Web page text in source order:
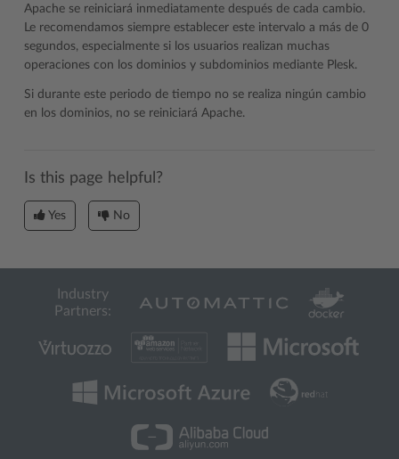
Apache se reiniciará inmediatamente después de cada cambio.
Le recomendamos siempre establecer este intervalo a más de 0
segundos, especialmente si los usuarios realizan muchas
operaciones con los dominios y subdominios mediante Plesk.
Si durante este periodo de tiempo no se realiza ningún cambio
en los dominios, no se reiniciará Apache.
Is this page helpful?
Yes No
Industry
Partners: